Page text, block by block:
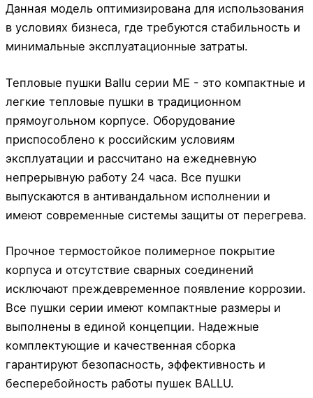
Данная модель оптимизирована для использования
в условиях бизнеса, где требуются стабильность и
минимальные эксплуатационные затраты.
Тепловые пушки Ballu серии ME - это компактные и
легкие тепловые пушки в традиционном
прямоугольном корпусе. Оборудование
приспособлено к российским условиям
эксплуатации и рассчитано на ежедневную
непрерывную работу 24 часа. Все пушки
выпускаются в антивандальном исполнении и
имеют современные системы защиты от перегрева.
Прочное термостойкое полимерное покрытие
корпуса и отсутствие сварных соединений
исключают преждевременное появление коррозии.
Все пушки серии имеют компактные размеры и
выполнены в единой концепции. Надежные
комплектующие и качественная сборка
гарантируют безопасность, эффективность и
бесперебойность работы пушек BALLU.